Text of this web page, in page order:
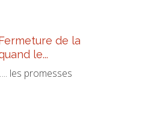
de la
le...
les promesses